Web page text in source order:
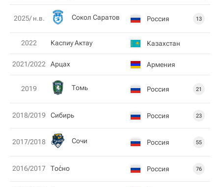
2025/ н.в. Сокол Саратов Россия 13
2022 Каспиу Актау Казахстан
2021/2022 Арцах Армения
2019 Томь Россия 21
2018/2019 Сибирь Россия 23
2017/2018 Сочи Россия 55
2016/2017 То́сно Россия 76